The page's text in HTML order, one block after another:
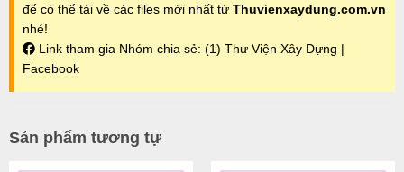
để có thể tải về các files mới nhất từ Thuvienxaydung.com.vn
nhé!
Link tham gia Nhóm chia sẻ: (1) Thư Viện Xây Dựng |
Facebook
Sản phẩm tương tự